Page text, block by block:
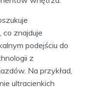
znajduje
podejściu do
z
Na przykład,
ultracienkich